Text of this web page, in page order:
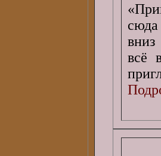
сюда
всё